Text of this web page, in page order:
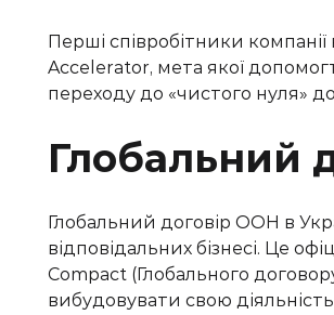
Ми з
Перші співробітники
Accelerator, мета якої
переходу до «чистого нуля»
Глобальний
Глобальний договір ООН в
відповідальних бізнесі. Це
Compact (Глобального
вибудовувати свою